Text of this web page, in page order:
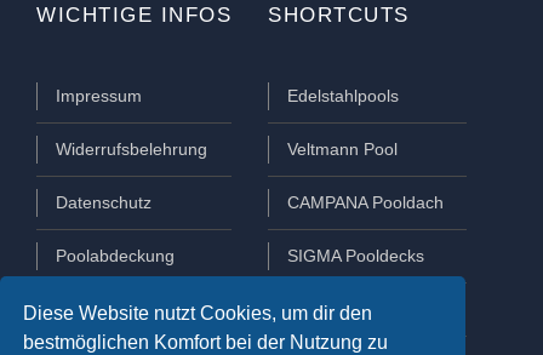
Diese Website nutzt Cookies, um dir den
bestmöglichen Komfort bei der Nutzung zu
WICHTIGE INFOS
Impressum
Widerrufsbelehrung
Datenschutz
Poolabdeckung
Poolüberdachung
SHORTCUTS
Edelstahlpools
Veltmann Pool
CAMPANA Pooldach
SIGMA Pooldecks
Lamellen Abdeckungen